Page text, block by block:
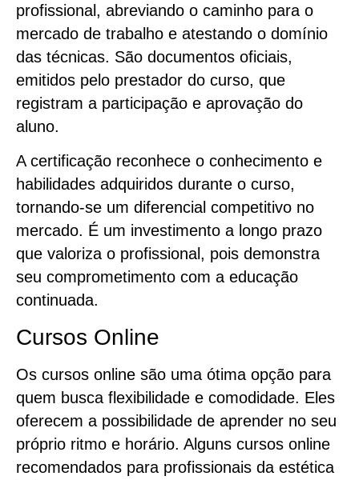
profissional, abreviando o caminho para o
mercado de trabalho e atestando o domínio
das técnicas. São documentos oficiais,
emitidos pelo prestador do curso, que
registram a participação e aprovação do
aluno.
A certificação reconhece o conhecimento e
habilidades adquiridos durante o curso,
tornando-se um diferencial competitivo no
mercado. É um investimento a longo prazo
que valoriza o profissional, pois demonstra
seu comprometimento com a educação
continuada.
Cursos Online
Os cursos online são uma ótima opção para
quem busca flexibilidade e comodidade. Eles
oferecem a possibilidade de aprender no seu
próprio ritmo e horário. Alguns cursos online
recomendados para profissionais da estética